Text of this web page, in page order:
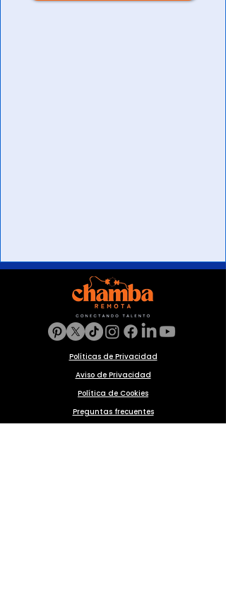
Políticas de Privacidad
Aviso de Privacidad
Política de Cookies
Preguntas frecuentes